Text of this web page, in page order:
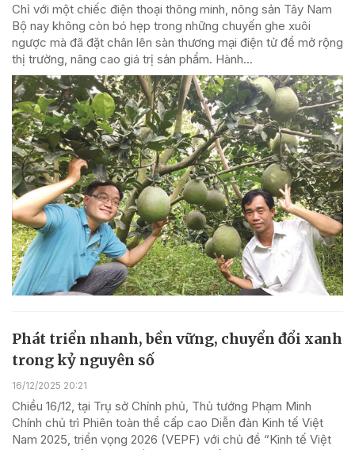
Chỉ với một chiếc điện thoại thông minh, nông sản Tây Nam
Bộ nay không còn bó hẹp trong những chuyến ghe xuôi
ngược mà đã đặt chân lên sàn thương mại điện tử để mở rộng
thị trường, nâng cao giá trị sản phẩm. Hành...
Phát triển nhanh, bền vững, chuyển đổi xanh
trong kỷ nguyên số
16/12/2025 20:21
Chiều 16/12, tại Trụ sở Chính phủ, Thủ tướng Phạm Minh
Chính chủ trì Phiên toàn thể cấp cao Diễn đàn Kinh tế Việt
Nam 2025, triển vọng 2026 (VEPF) với chủ đề “Kinh tế Việt